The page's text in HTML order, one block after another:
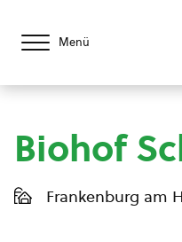
Menü
Biohof
Frankenburg am